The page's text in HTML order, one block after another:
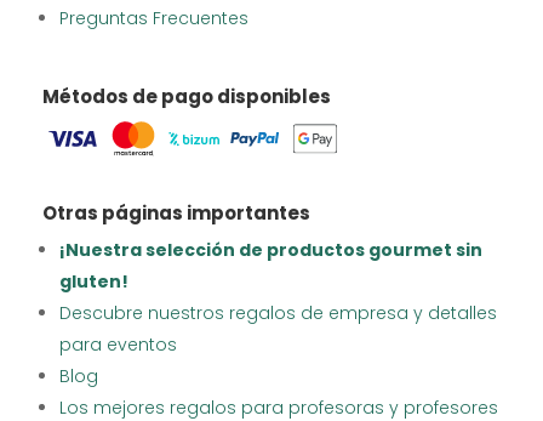
Preguntas Frecuentes
Métodos de pago disponibles
Otras páginas importantes
¡Nuestra selección de productos gourmet sin
gluten!
Descubre nuestros regalos de empresa y detalles
para eventos
Blog
Los mejores regalos para profesoras y profesores